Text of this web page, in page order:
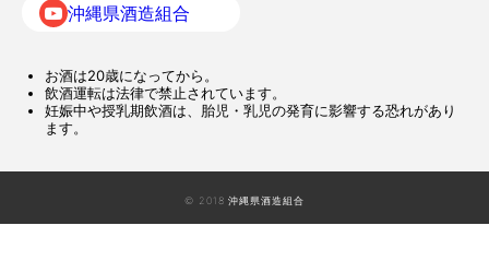
沖縄県酒造組合
お酒は20歳になってから。
飲酒運転は法律で禁止されています。
妊娠中や授乳期飲酒は、胎児・乳児の発育に影響する恐れがあり
ます。
© 2018 沖縄県酒造組合